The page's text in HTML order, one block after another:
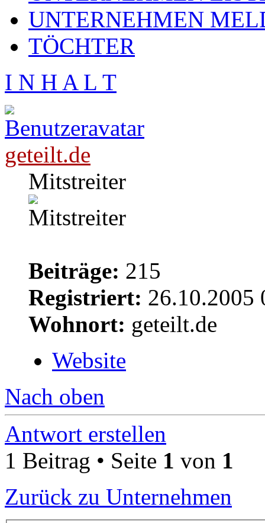
UNTERNEHMEN
TÖCHTER
I N H A L T
geteilt.de
Mitstreiter
Beiträge: 215
Registriert: 26.10.2005
Wohnort: geteilt.de
Website
Nach oben
Antwort erstellen
1 Beitrag • Seite 1 von 1
Zurück zu Unternehmen